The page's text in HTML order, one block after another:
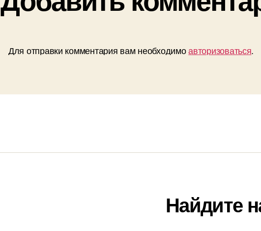
Для отправки комментария вам необходимоавторизоваться.
Найдите